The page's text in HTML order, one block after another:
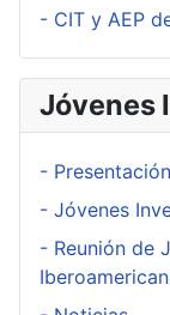
- CIT y AEP
Jóvenes
- Presentación
- Jóvenes
- Reunión de